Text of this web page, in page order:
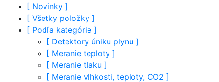
[ Novinky ]
[ Všetky položky ]
[ Podľa kategórie ]
[ Detektory úniku plynu ]
[ Meranie teploty ]
[ Meranie tlaku ]
[ Meranie vlhkosti, teploty, CO2 ]